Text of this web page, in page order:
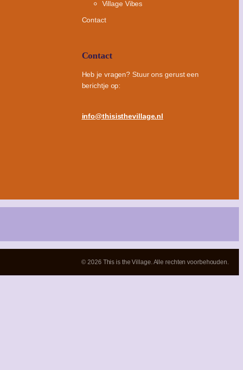
Village Vibes
Contact
Contact
Heb je vragen? Stuur ons gerust een
berichtje op:
info@thisisthevillage.nl
© 2026 This is the Village. Alle rechten voorbehouden.